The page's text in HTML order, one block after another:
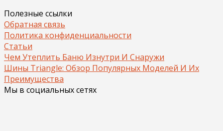
Полезные ссылки
Обратная связь
Политика конфиденциальности
Статьи
Чем Утеплить Баню Изнутри И Снаружи
Шины Triangle: Обзор Популярных Моделей И Их
Преимущества
Мы в социальных сетях